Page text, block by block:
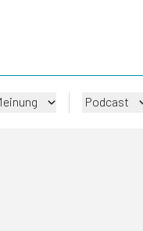
Podcast